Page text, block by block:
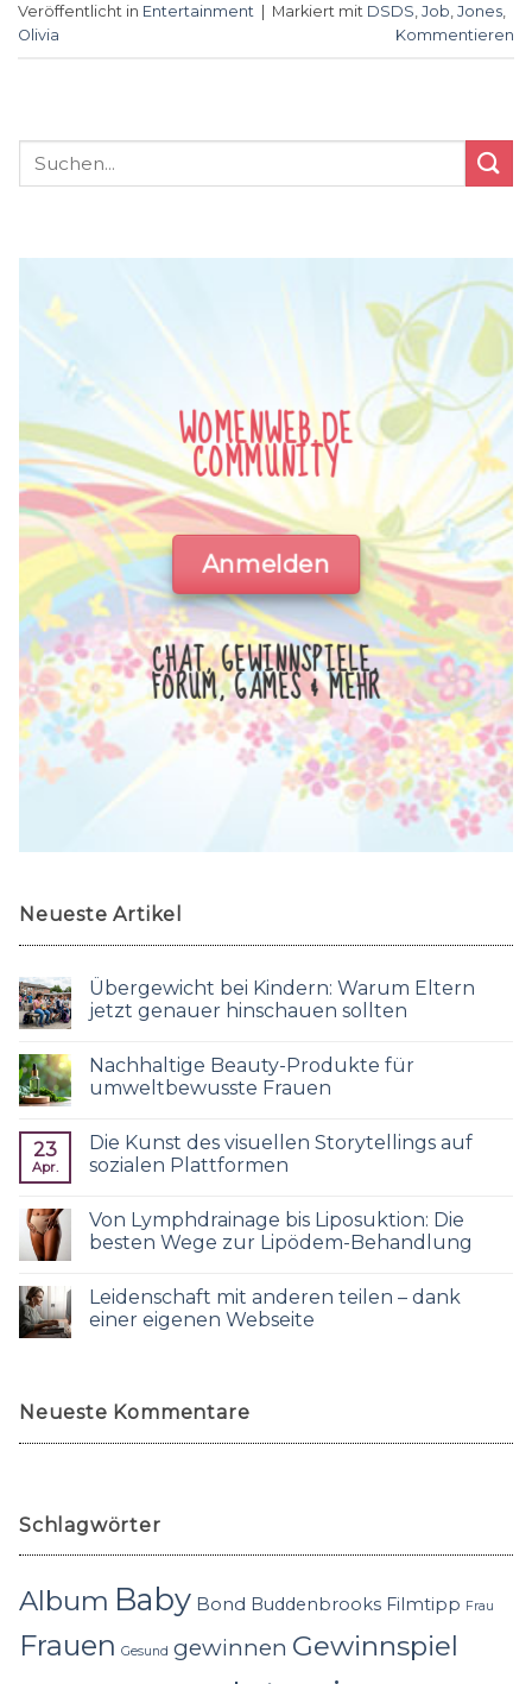
Veröffentlicht in Entertainment Markiert mit DSDS Job Jones
Olivia
Kommentieren
WOMENWEB.DE
COMMUNITY
Anmelden
CHAT, GEWINNSPIELE,
FORUM, GAMES & MEHR
Neueste Artikel
Übergewicht bei Kindern: Warum Eltern
jetzt genauer hinschauen sollten
Nachhaltige Beauty-Produkte für
umweltbewusste Frauen
23
Apr.
Die Kunst des visuellen Storytellings auf
sozialen Plattformen
Von Lymphdrainage bis Liposuktion: Die
besten Wege zur Lipödem-Behandlung
Leidenschaft mit anderen teilen – dank
einer eigenen Webseite
Neueste Kommentare
Schlagwörter
Album Baby Bond Buddenbrooks Filmtipp Frau
Frauen Gesund gewinnen Gewinnspiel